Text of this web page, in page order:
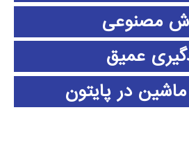
مصنوعی
عمیق
در پایتون